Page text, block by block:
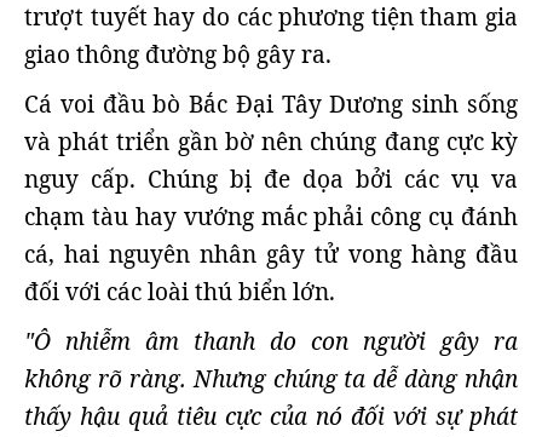
trượt tuyết hay do các phương tiện tham gia
giao thông đường bộ gây ra.
Cá voi đầu bò Bắc Đại Tây Dương sinh sống
và phát triển gần bờ nên chúng đang cực kỳ
nguy cấp. Chúng bị đe dọa bởi các vụ va
chạm tàu ​​hay vướng mắc phải công cụ đánh
cá, hai nguyên nhân gây tử vong hàng đầu
đối với các loài thú biển lớn.
"Ô nhiễm âm thanh do con người gây ra
không rõ ràng. Nhưng chúng ta dễ dàng nhận
thấy hậu quả tiêu cực của nó đối với sự phát